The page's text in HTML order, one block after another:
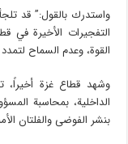
واستدرك بالقول:” قد
التفجيرات الأخيرة
القوة، وعدم السماح
وشهد قطاع غزة أخيراً،
الداخلية، بمحاسبة
بنشر الفوضى والفلتان